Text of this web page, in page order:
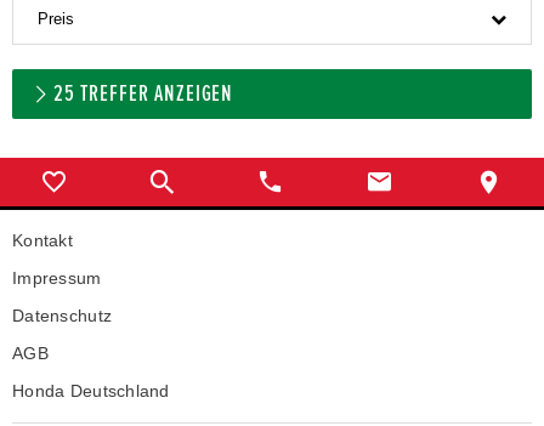
Preis
25 TREFFER ANZEIGEN
Kontakt
Impressum
Datenschutz
AGB
Honda Deutschland